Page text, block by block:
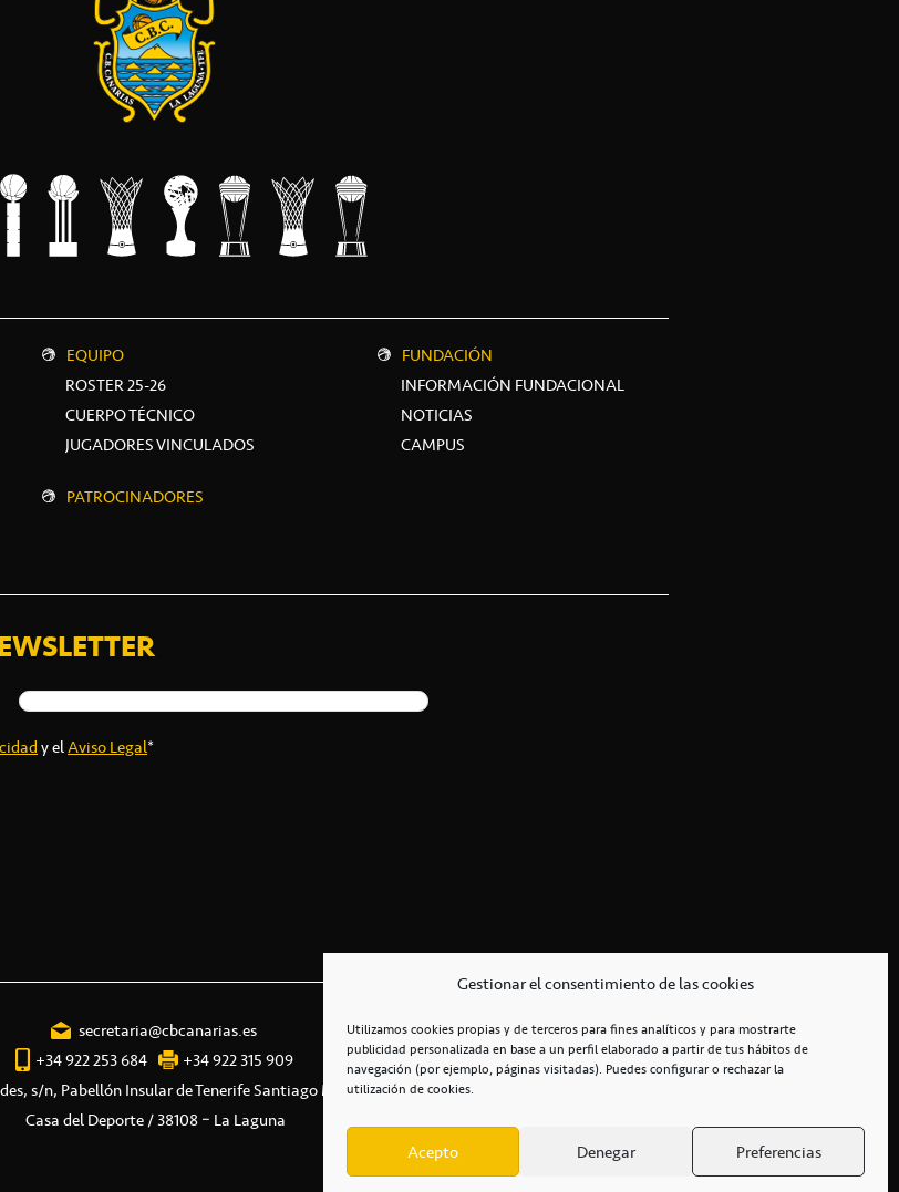
Gestionar el consentimiento de las cookies
Utilizamos cookies propias y de terceros para fines analíticos y para mostrarte
publicidad personalizada en base a un perfil elaborado a partir de tus hábitos de
navegación (por ejemplo, páginas visitadas). Puedes configurar o rechazar la
utilización de cookies.
Acepto Denegar Preferencias
EQUIPO
ROSTER 25-26
CUERPO TÉCNICO
JUGADORES VINCULADOS
PATROCINADORES
FUNDACIÓN
INFORMACIÓN FUNDACIONAL
NOTICIAS
CAMPUS
y elAviso Legal*
secretaria@cbcanarias.es
+34 922 253 684
+34 922 315 909
s/n, Pabellón Insular de Tenerife Santiago Martín
Casa del Deporte / 38108 – La Laguna